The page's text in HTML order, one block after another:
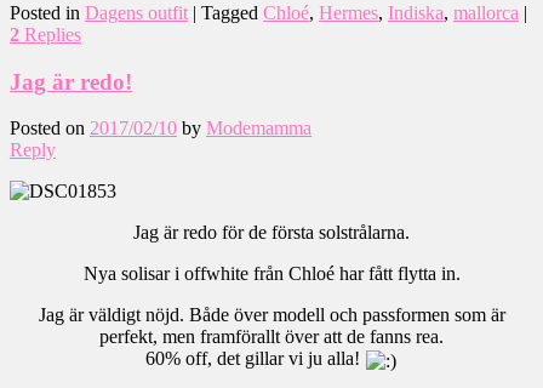
Posted in Dagens outfit | Tagged Chloé, Hermes, Indiska, mallorca |
2 Replies
Jag är redo!
Posted on 2017/02/10 by Modemamma
Reply
Jag är redo för de första solstrålarna.
Nya solisar i offwhite från Chloé har fått flytta in.
Jag är väldigt nöjd. Både över modell och passformen som är
perfekt, men framförallt över att de fanns rea.
60% off, det gillar vi ju alla!